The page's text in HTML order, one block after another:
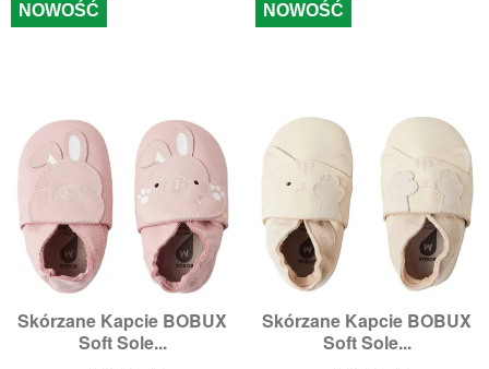
Skórzane Kapcie BOBUX
Soft Sole...
NOWOŚĆ
Skórzane Kapcie BOBUX
Soft Sole...
NOWOŚĆ